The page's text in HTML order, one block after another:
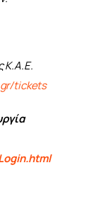
Κ.Α.Ε.
tickets